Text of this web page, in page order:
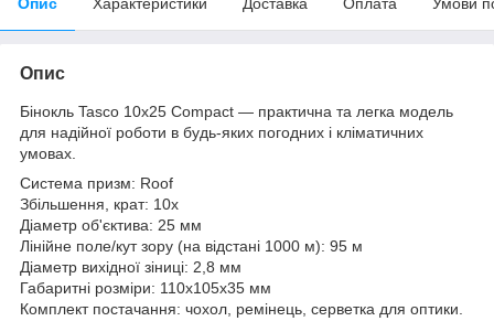
Опис
Бінокль Tasco 10х25 Compact — практична та легка модель
для надійної роботи в будь-яких погодних і кліматичних
умовах.
Система призм: Roof
Збільшення, крат: 10х
Діаметр об'єктива: 25 мм
Лінійне поле/кут зору (на відстані 1000 м): 95 м
Діаметр вихідної зіниці: 2,8 мм
Габаритні розміри: 110х105х35 мм
Комплект постачання: чохол, ремінець, серветка для оптики.